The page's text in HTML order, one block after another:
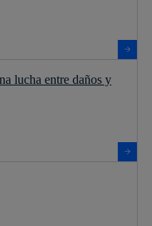
lucha entre daños y